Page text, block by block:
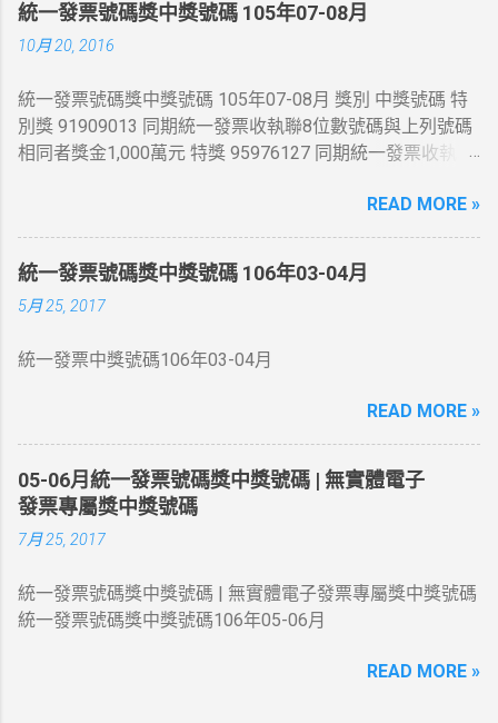
統一發票號碼獎中獎號碼 105年07-08月
10月 20, 2016
統一發票號碼獎中獎號碼 105年07-08月 獎別 中獎號碼 特
別獎 91909013 同期統一發票收執聯8位數號碼與上列號碼
相同者獎金1,000萬元 特獎 95976127 同期統一發票收執聯
、 41876525 、 86331065 同期統一發票收執聯8位數號碼
與上列號碼相同者獎金20萬元 二獎 同期統一發票收執聯末
7 位數號碼與頭獎中獎號碼末7 位相同者各得獎金4 萬元 三
獎 同期統一發票收執聯末6 位數號碼與頭獎中獎號碼末6 位
相同者各得獎金1 萬元 四獎 同期統一發票收執聯末5 位數
期統一發票收執聯末4 位數號碼與頭獎中獎號碼末4 位相同
與頭獎中獎號碼末3 位相同者各得獎金 2 百元 增開六獎
352 、 672 、 731 、 214 同期統一發票收執聯末3 位數號
碼與上列號碼相同者各得獎金 2 百元 領獎期間自105年10
月06日起至106年01月05日止
READ MORE »
統一發票號碼獎中獎號碼 106年03-04月
5月 25, 2017
統一發票中獎號碼106年03-04月
READ MORE »
05-06月統一發票號碼獎中獎號碼 | 無實體電子
發票專屬獎中獎號碼
7月 25, 2017
統一發票號碼獎中獎號碼 | 無實體電子發票專屬獎中獎號碼
統一發票號碼獎中獎號碼106年05-06月
READ MORE »